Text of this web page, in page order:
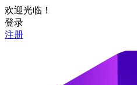
欢迎光临！
登录
注册